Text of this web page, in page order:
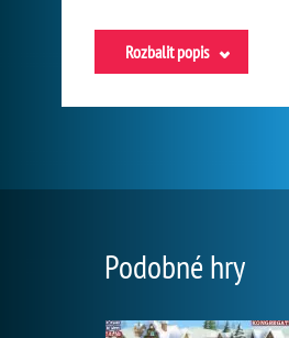
Rozbalit popis
Podobné hry